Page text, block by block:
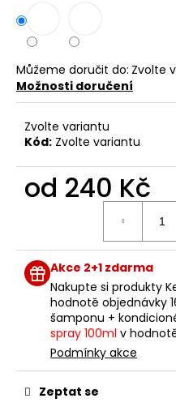
Můžeme doručit do: Zvolte
Možnosti doručení
Zvolte variantu
Kód: Zvolte variantu
od 240 Kč
Akce 2+1 zdarma
Nakupte si produkty
hodnotě objednávky
šamponu +
spray 100ml v
Podmínky akce
Zeptat se
D
p
o
r
u
č
j
e
ROUGH.RIDER
100G